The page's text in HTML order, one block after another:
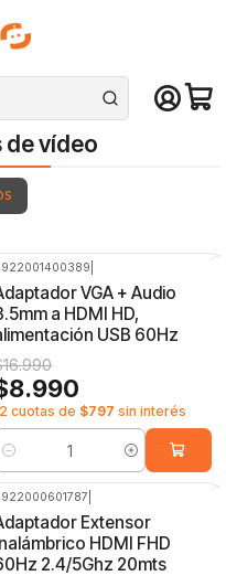
a sábado en el gran
de vídeo
vídeo
VGA + Audio
a HDMI HD,
USB 60Hz
cuotas de $797 sin interés
Cantidad
Extensor
HDMI FHD
2.4/5Ghz 20mts